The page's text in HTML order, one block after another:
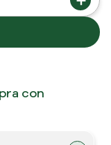
con